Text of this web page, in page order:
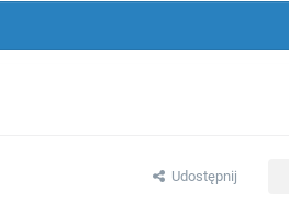
Udostępnij